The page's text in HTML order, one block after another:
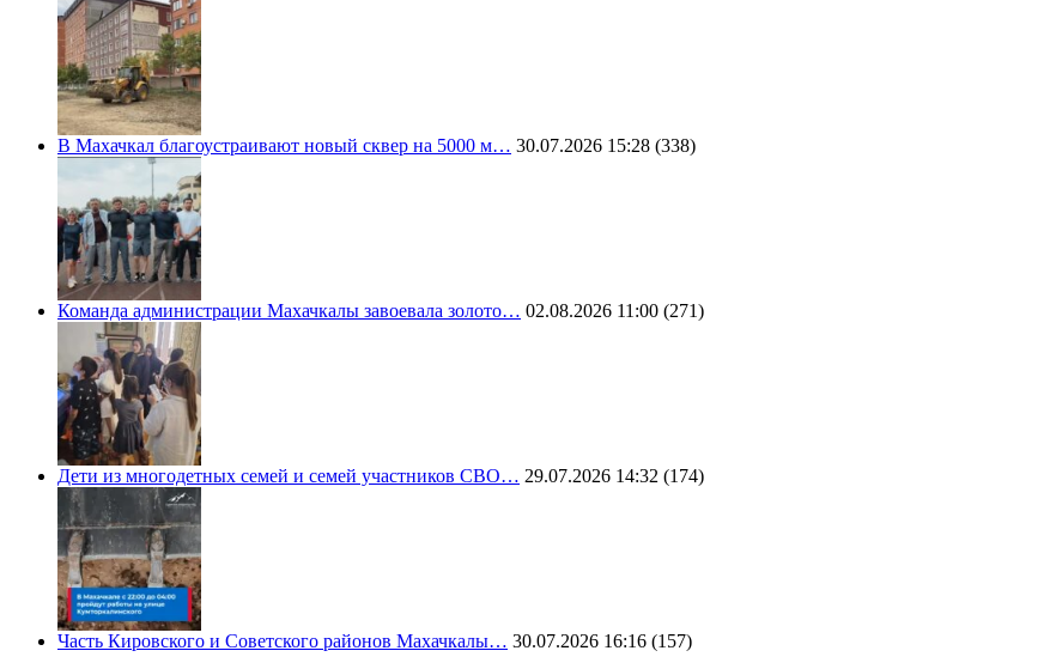
В Махачкал благоустраивают новый сквер на 5000 м… 30.07.2026 15:28 (338)
Команда администрации Махачкалы завоевала золото… 02.08.2026 11:00 (271)
Дети из многодетных семей и семей участников СВО… 29.07.2026 14:32 (174)
Часть Кировского и Советского районов Махачкалы… 30.07.2026 16:16 (157)